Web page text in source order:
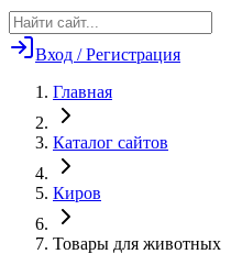
Вход / Регистрация
Главная
Каталог сайтов
Киров
Товары для животных